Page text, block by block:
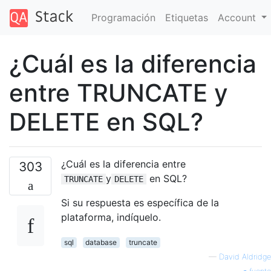
Programación Etiquetas Account
¿Cuál es la diferencia
entre TRUNCATE y
DELETE en SQL?
303 ¿Cuál es la diferencia entre
TRUNCATE y DELETE
en SQL?
Si su respuesta es específica de la
plataforma, indíquelo.
sql database
truncate
— David Aldridge